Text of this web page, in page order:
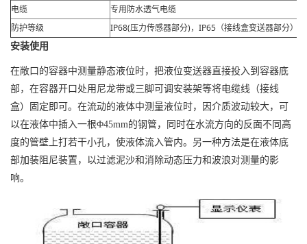
电缆
专用防水透气电缆
防护等级
IP68(压力传感器部分)，IP65（接线盒变送器部分）
安装使用
在敞口的容器中测量静态液位时，把液位变送器直接投入到容器底
部，在容器开口处用尼龙带或三脚可调安装架等将电缆线（接线
盒）固定即可。在流动的液体中测量液位时，因介质波动较大，可
以在液体中插入一根Φ45mm的钢管，同时在水流方向的反面不同高
度的管壁上打若干小孔，使液体流入管内。另一种方法是在液体底
部加装阻尼装置，以过滤泥沙和消除动态压力和波浪对测量的影
响。